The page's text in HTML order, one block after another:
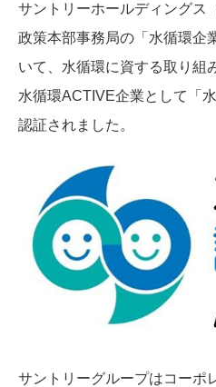
サントリーホールディングス
政策本部事務局の「水循環
いて、水循環に資する取り組
水循環ACTIVE企業として「
認証されました。
サントリーグループはコーポ